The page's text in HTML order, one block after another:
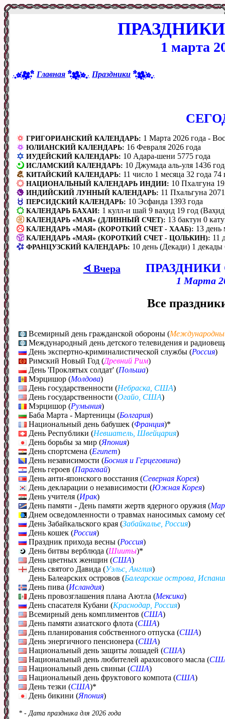
1 марта
Главная Праздники
ГРИГОРИАНСКИЙ КАЛЕНДАРЬ: 1 Марта 2026 года -
ЮЛИАНСКИЙ КАЛЕНДАРЬ: 16 Февраля 2026 года
ИУДЕЙСКИЙ КАЛЕНДАРЬ: 10 Адара-шени 5775 года
ИСЛАМСКИЙ КАЛЕНДАРЬ: 10 Джумада аль-уля 1436
КИТАЙСКИЙ КАЛЕНДАРЬ: 11 число 1 месяца 32 года
НАЦИОНАЛЬНЫЙ КАЛЕНДАРЬ ИНДИИ: 10 Пхалгуна
ИНДИЙСКИЙ ЛУННЫЙ КАЛЕНДАРЬ: 11 Пхальгуна
ПЕРСИДСКИЙ КАЛЕНДАРЬ: 10 Эсфанда 1393 года
КАЛЕНДАРЬ БАХАИ: 1 кулл-и шай 9 вах̣ид 19 год
КАЛЕНДАРЬ «МАЯ» (ДЛИННЫЙ СЧЕТ): 13 бактун 0
КАЛЕНДАРЬ «МАЯ» (КОРОТКИЙ СЧЕТ - ХААБ): 13 день
КАЛЕНДАРЬ «МАЯ» (КОРОТКИЙ СЧЕТ - ЦОЛЬКИН): 11
ФРАНЦУЗСКИЙ КАЛЕНДАРЬ: 10 день (Декади) 1 декады
ᗏ Вчера ПРАЗДНИКИ
1 Марта
Все
Всемирный день гражданской обороны (
Международный день детского телевидения и
День экспертно-криминалистической службы (Россия)
Римский Новый Год (Древний Рим)
День 'Проклятых солдат' (Польша)
Мэрцишор (Молдова)
День государственности (Небраска, США)
День государственности (Огайо, США)
Мэрцишор (Румыния)
Баба Марта - Мартеницы (Болгария)
Национальный день бабушек (Франция)*
День Республики (Невшатель, Швейцария)
День борьбы за мир (Япония)
День спортсмена (Египет)
День независимости (Босния и Герцеговина)
День героев (Парагвай)
День анти-японского восстания (Северная Корея)
День декларации о независимости (Южная Корея)
День учителя (Ирак)
День памяти - День памяти жертв ядерного оружия (
Днем осведомленности о травмах наносимых самому
День Забайкальского края (Забайкалье, Россия)
День кошек (Россия)
Праздник прихода весны (Россия)
День битвы верблюда (Шииты)*
День цветных женщин (США)
День святого Давида (Уэльс, Англия)
День Балеарских островов (Балеарские острова,
День пива (Исландия)
День провозглашения плана Аютла (Мексика)
День спасателя Кубани (Краснодар, Россия)
Всемирный день комплиментов (США)
День памяти азиатского флота (США)
День планирования собственного отпуска (США)
День энергичного пенсионера (США)
Национальный день защиты лошадей (США)
Национальный день любителей арахисового масла (
Национальный день свиньи (США)
Национальный день фруктового компота (США)
День тезки (США)*
День бикини (Япония)
* - Дата праздника для 2026 года